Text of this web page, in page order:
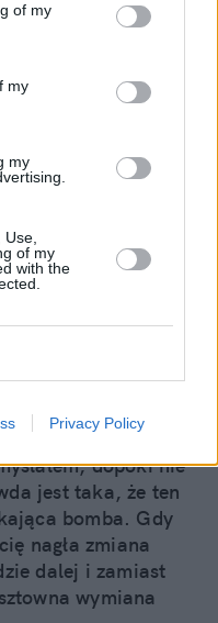
of my
my
my
of my
with the
Privacy Policy
problem.
jak w 30 minut
kropka na szkle? "E
sezon" – myśli
dopóki nie
jest taka, że ten
bomba. Gdy
nagła zmiana
dalej i zamiast
wymiana